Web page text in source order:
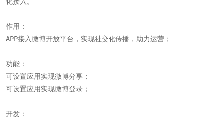
作用：
APP接入微博开放平台，实现社交化传播，助力运营；
功能：
可设置应用实现微博分享；
可设置应用实现微博登录；
开发：